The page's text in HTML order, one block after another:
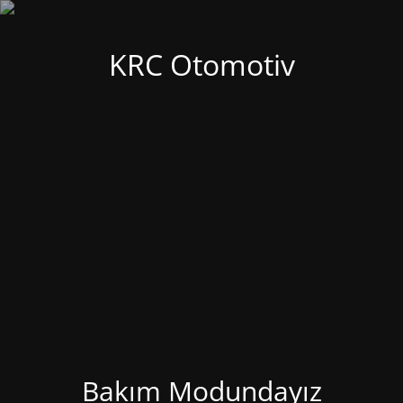
KRC Otomotiv
Bakım Modundayız